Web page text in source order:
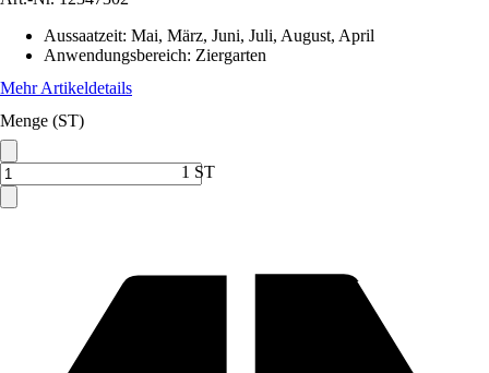
Aussaatzeit: Mai, März, Juni, Juli, August, April
Anwendungsbereich: Ziergarten
Mehr Artikeldetails
Menge (ST)
1 ST